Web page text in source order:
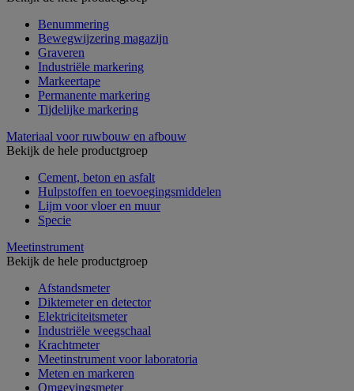
Benummering
Bewegwijzering magazijn
Graveren
Industriële markering
Markeertape
Permanente markering
Tijdelijke markering
Materiaal voor ruwbouw en afbouw
Bekijk de hele productgroep
Cement, beton en asfalt
Hulpstoffen en toevoegingsmiddelen
Lijm voor vloer en muur
Specie
Meetinstrument
Bekijk de hele productgroep
Afstandsmeter
Diktemeter en detector
Elektriciteitsmeter
Industriële weegschaal
Krachtmeter
Meetinstrument voor laboratoria
Meten en markeren
Omgevingsmeter